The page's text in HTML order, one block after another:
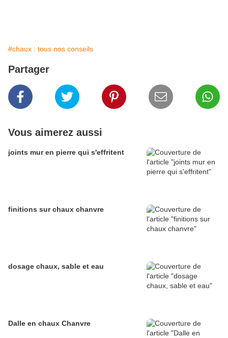
#chaux : tous nos conseils
Partager
Vous aimerez aussi
joints mur en pierre qui s'effritent
finitions sur chaux chanvre
dosage chaux, sable et eau
Dalle en chaux Chanvre